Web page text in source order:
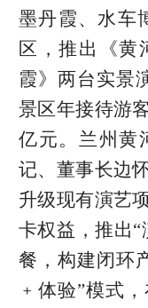
墨丹霞、水车
区，推出《黄
霞》两台实景
景区年接待游
亿元。兰州黄
记、董事长边
升级现有演艺
卡权益，推出
餐，构建闭环
﹢体验”模式